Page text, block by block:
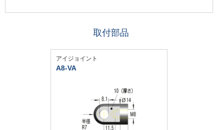
取付部品
アイジョイント
A8-VA